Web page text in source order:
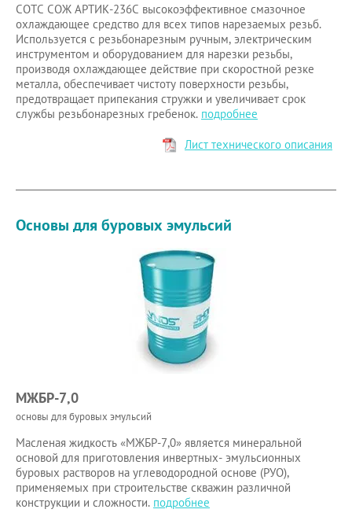
СОТС СОЖ АРТИК-236С высокоэффективное смазочное
охлаждающее средство для всех типов нарезаемых резьб.
Используется с резьбонарезным ручным, электрическим
инструментом и оборудованием для нарезки резьбы,
производя охлаждающее действие при скоростной резке
металла, обеспечивает чистоту поверхности резьбы,
предотвращает припекания стружки и увеличивает срок
службы резьбонарезных гребенок. подробнее
Лист технического описания
Основы для буровых эмульсий
МЖБР-7,0
основы для буровых эмульсий
Масленая жидкость «МЖБР-7,0» является минеральной
основой для приготовления инвертных- эмульсионных
буровых растворов на углеводородной основе (РУО),
применяемых при строительстве скважин различной
конструкции и сложности. подробнее